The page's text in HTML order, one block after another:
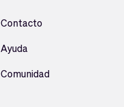
Contacto
Ayuda
Comunidad